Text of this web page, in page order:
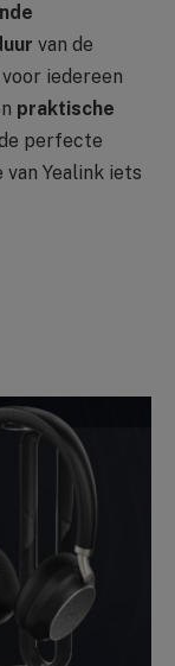
van de
iedereen
praktische
perfecte
van Yealink iets